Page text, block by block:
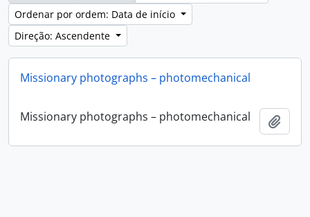
Ordenar por ordem: Data de início
Direção: Ascendente
Missionary photographs – photomechanical
Missionary photographs – photomechanical